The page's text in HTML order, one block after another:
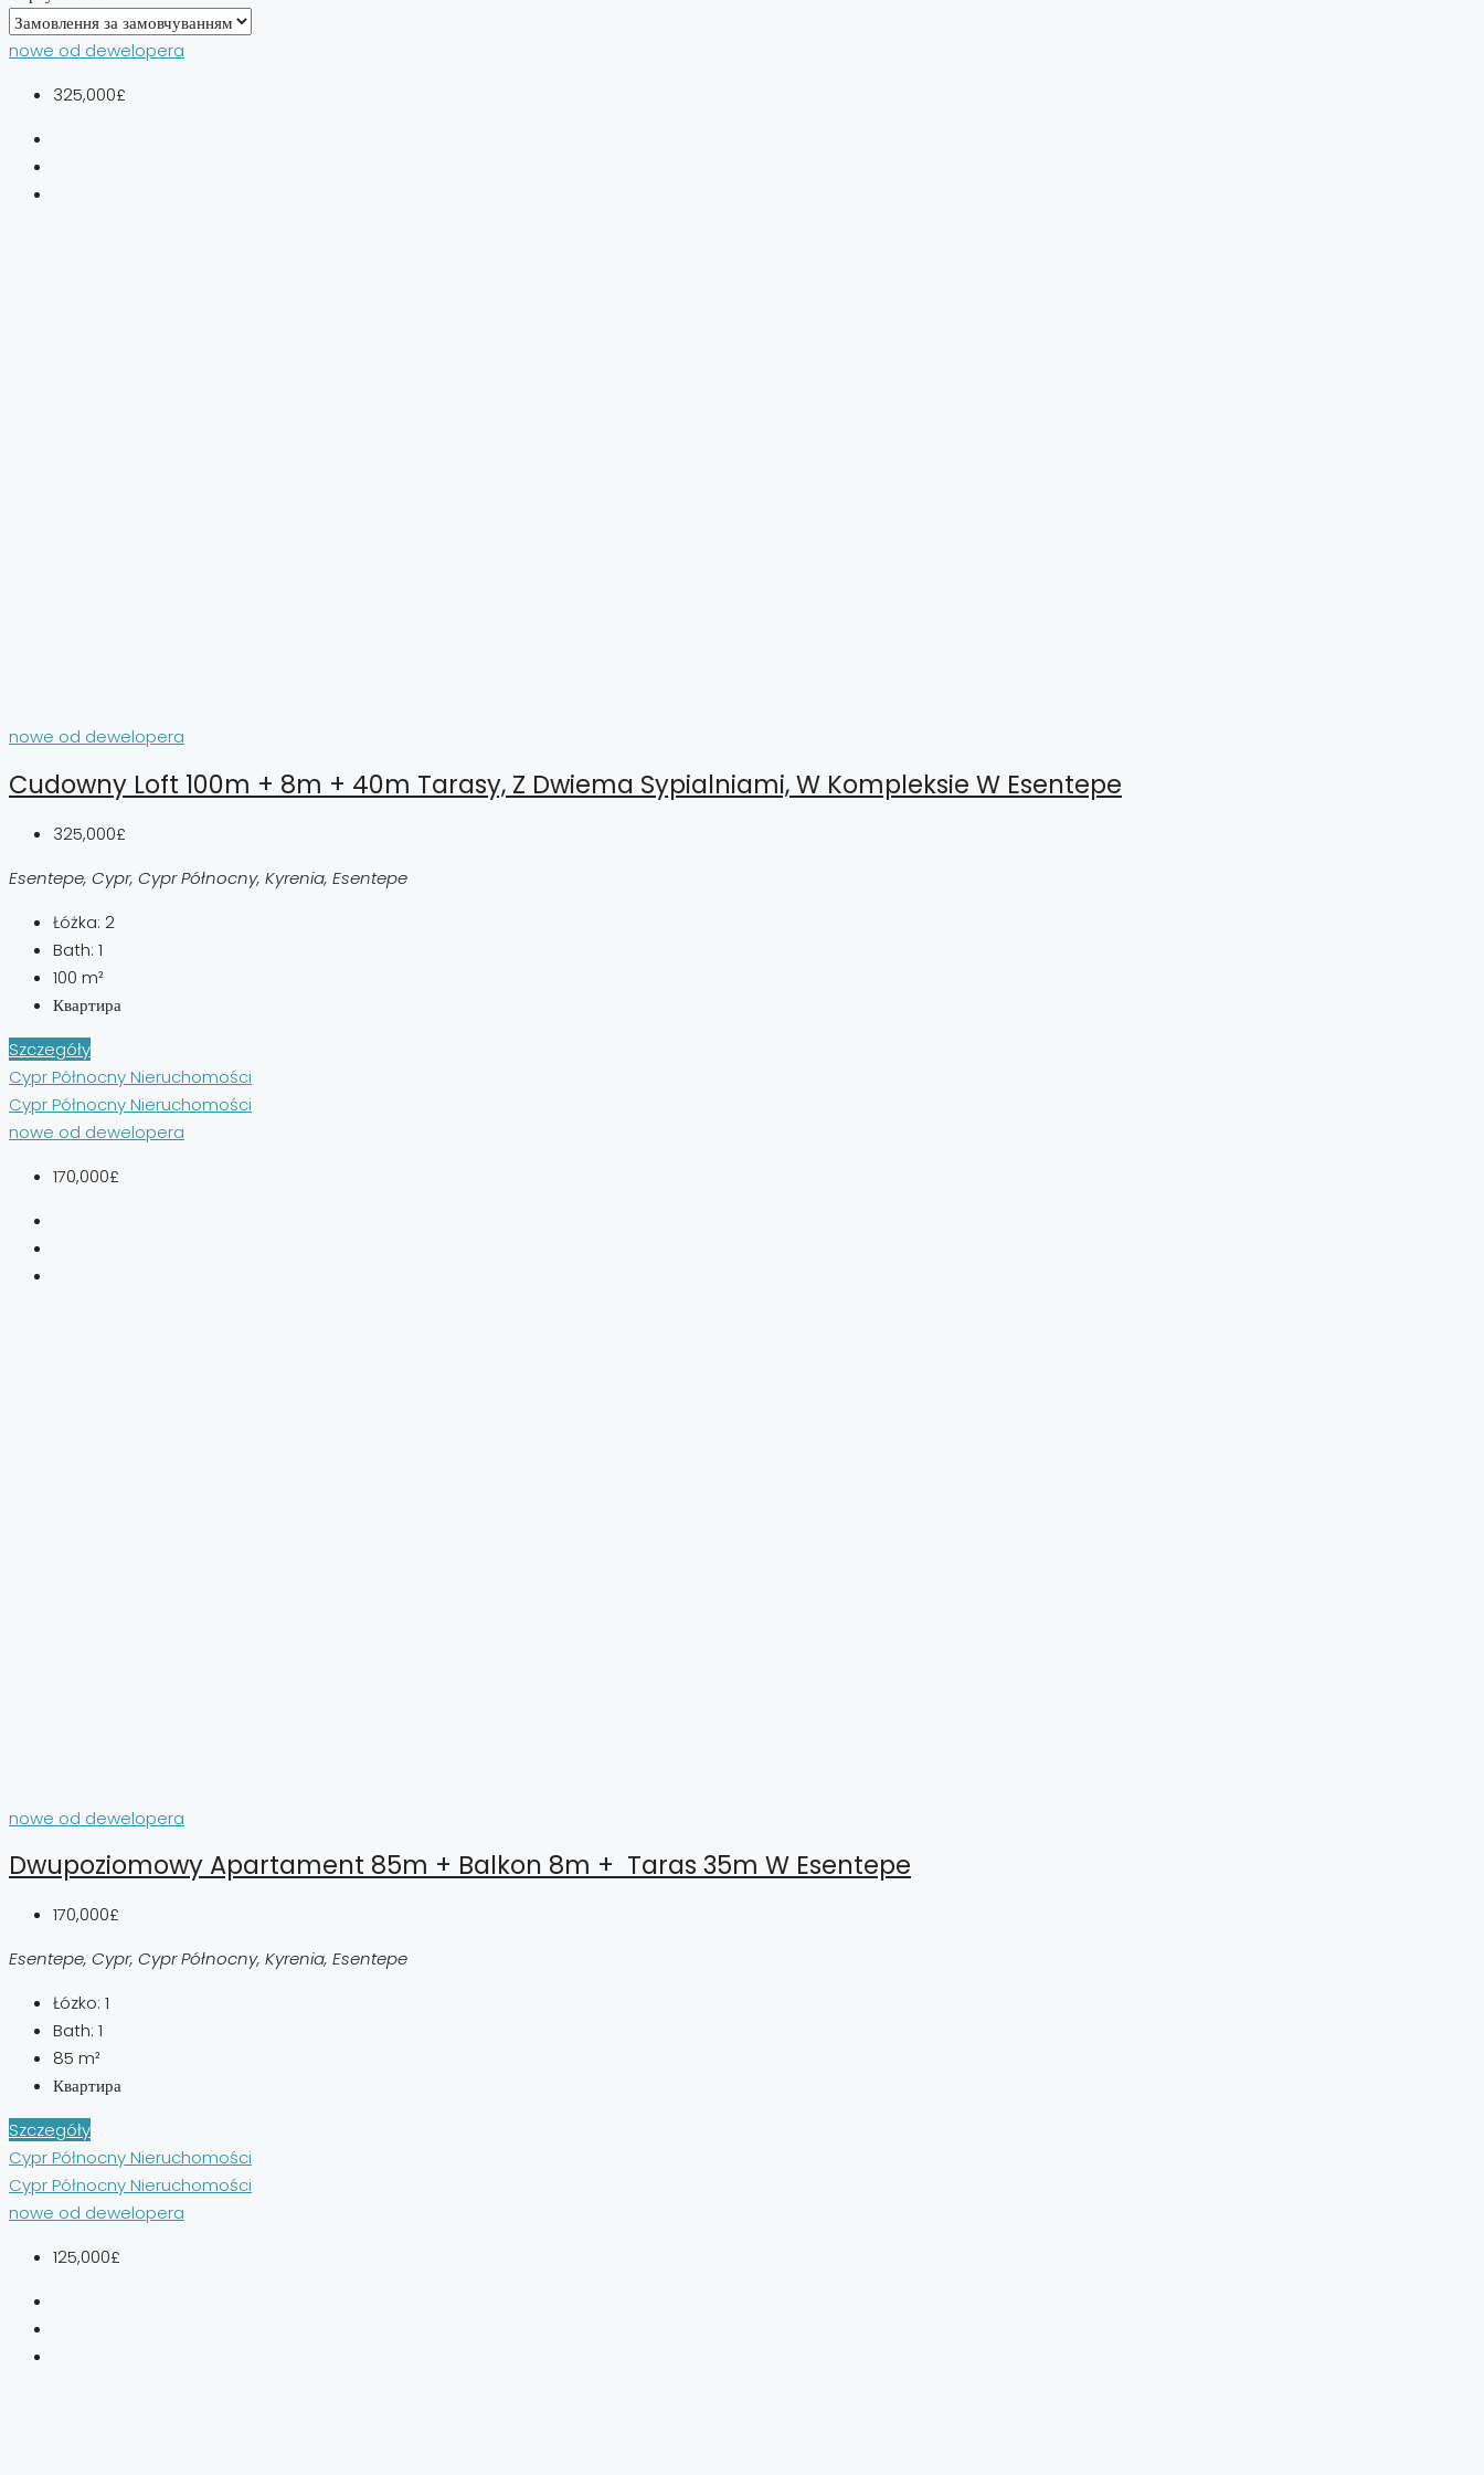
nowe od dewelopera
325,000£
nowe od dewelopera
Cudowny Loft 100m + 8m + 40m Tarasy, Z Dwiema Sypialniami, W Kompleksie W Esentepe
325,000£
Esentepe, Cypr, Cypr Północny, Kyrenia, Esentepe
Łóżka: 2
Bath: 1
100 m²
Квартира
Szczegóły
Cypr Północny Nieruchomości
Cypr Północny Nieruchomości
nowe od dewelopera
170,000£
nowe od dewelopera
Dwupoziomowy Apartament 85m + Balkon 8m + Taras 35m W Esentepe
170,000£
Esentepe, Cypr, Cypr Północny, Kyrenia, Esentepe
Łózko: 1
Bath: 1
85 m²
Квартира
Szczegóły
Cypr Północny Nieruchomości
Cypr Północny Nieruchomości
nowe od dewelopera
125,000£